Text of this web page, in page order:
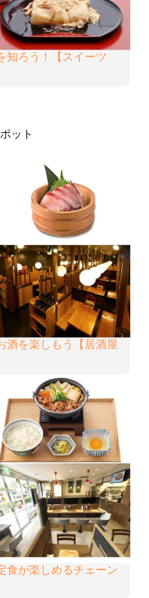
知ろう！【スイーツ
ット
酒を楽しもう【居酒屋
食が楽しめるチェーン